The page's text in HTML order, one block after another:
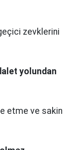
zevklerini
yolundan
etme ve sakin